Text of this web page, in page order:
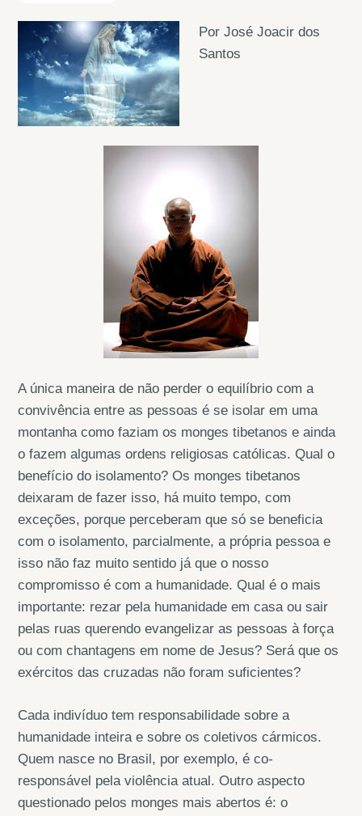
Por José Joacir dos
Santos
A única maneira de não perder o equilíbrio com a
convivência entre as pessoas é se isolar em uma
montanha como faziam os monges tibetanos e ainda
o fazem algumas ordens religiosas católicas. Qual o
benefício do isolamento? Os monges tibetanos
deixaram de fazer isso, há muito tempo, com
exceções, porque perceberam que só se beneficia
com o isolamento, parcialmente, a própria pessoa e
isso não faz muito sentido já que o nosso
compromisso é com a humanidade. Qual é o mais
importante: rezar pela humanidade em casa ou sair
pelas ruas querendo evangelizar as pessoas à força
ou com chantagens em nome de Jesus? Será que os
exércitos das cruzadas não foram suficientes?
Cada indivíduo tem responsabilidade sobre a
humanidade inteira e sobre os coletivos cármicos.
Quem nasce no Brasil, por exemplo, é co-
responsável pela violência atual. Outro aspecto
questionado pelos monges mais abertos é: o